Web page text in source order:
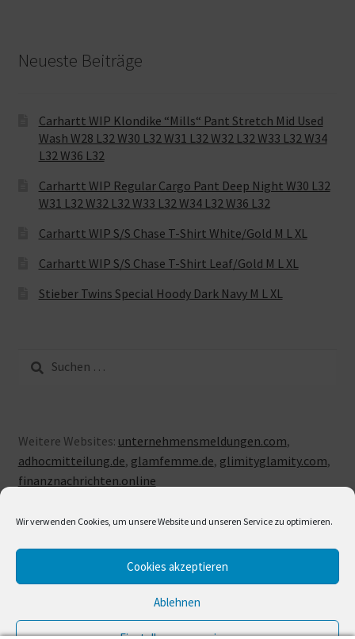
Wir verwenden Cookies, um unsere Website und unseren Service zu optimieren.
Cookies akzeptieren
Ablehnen
Neueste Beiträge
Carhartt WIP Klondike “Mills“ Pant Stretch Mid Used
Wash W28 L32 W30 L32 W31 L32 W32 L32 W33 L32 W34
L32 W36 L32
Carhartt WIP Regular Cargo Pant Deep Night W30 L32
W31 L32 W32 L32 W33 L32 W34 L32 W36 L32
Carhartt WIP S/S Chase T-Shirt White/Gold M L XL
Carhartt WIP S/S Chase T-Shirt Leaf/Gold M L XL
Stieber Twins Special Hoody Dark Navy M L XL
Suche
nach:
Weitere Websites: unternehmensmeldungen.com,
adhocmitteilung.de, glamfemme.de, glimityglamity.com,
finanznachrichten.online
© LUXUSLOVE 2026
Erstellt mit Storefront & WooCommerce